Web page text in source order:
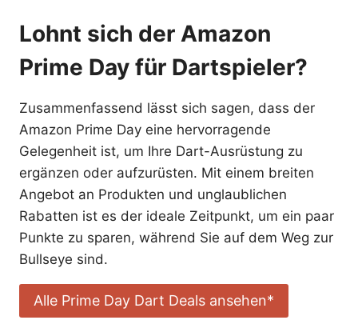
Lohnt sich der Amazon
Prime Day für Dartspieler?
Zusammenfassend lässt sich sagen, dass der
Amazon Prime Day eine hervorragende
Gelegenheit ist, um Ihre Dart-Ausrüstung zu
ergänzen oder aufzurüsten. Mit einem breiten
Angebot an Produkten und unglaublichen
Rabatten ist es der ideale Zeitpunkt, um ein paar
Punkte zu sparen, während Sie auf dem Weg zur
Bullseye sind.
Alle Prime Day Dart Deals ansehen*